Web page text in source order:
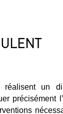
réalisent un
précisément